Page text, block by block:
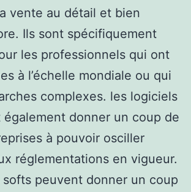
vente au détail et bien
Ils sont spécifiquement
les professionnels qui ont
à l’échelle mondiale ou qui
complexes. les logiciels
également donner un coup de
à pouvoir osciller
réglementations en vigueur.
peuvent donner un coup